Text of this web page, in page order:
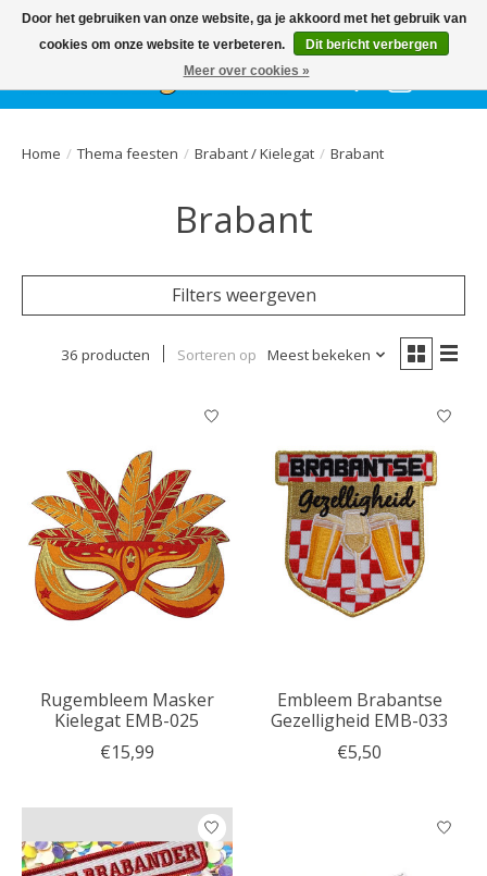
HetGEHELE jaar, grote collectie feestkleding & accessoires |
Ballonnen | Schmink | Bedrukking | Altijd gratis parkeren
Verlanglijst
Home / Thema feesten / Brabant / Kielegat / Brabant
Brabant
Filters weergeven
36 producten Sorteren op Meest bekeken
Rugembleem Masker
Kielegat EMB-025
€15,99
Embleem Brabantse
Gezelligheid EMB-033
€5,50
Door het gebruiken van onze website, ga je akkoord met het gebruik van
cookies om onze website te verbeteren.
Dit bericht verbergen
Meer over cookies »